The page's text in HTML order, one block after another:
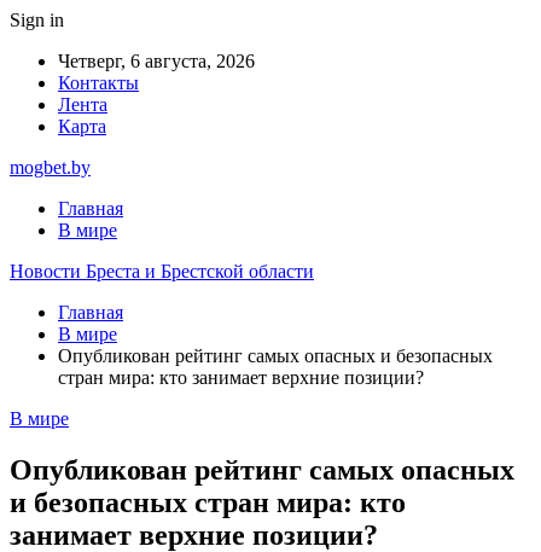
Sign in
Четверг, 6 августа, 2026
Контакты
Лента
Карта
mogbet.by
Главная
В мире
Новости Бреста и Брестской области
Главная
В мире
Опубликован рейтинг самых опасных и безопасных
стран мира: кто занимает верхние позиции?
В мире
Опубликован рейтинг самых опасных
и безопасных стран мира: кто
занимает верхние позиции?